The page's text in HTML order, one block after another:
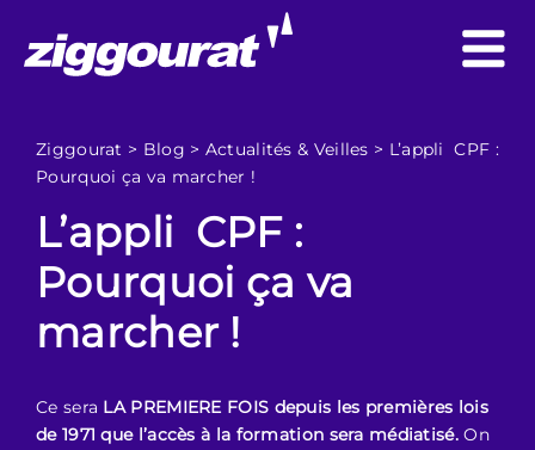
Ziggourat > Blog > Actualités & Veilles > L’appli CPF :
Pourquoi ça va marcher !
L’appli CPF :
Pourquoi ça va
marcher !
Ce sera LA PREMIERE FOIS depuis les premières lois
de 1971 que l’accès à la formation sera médiatisé. On